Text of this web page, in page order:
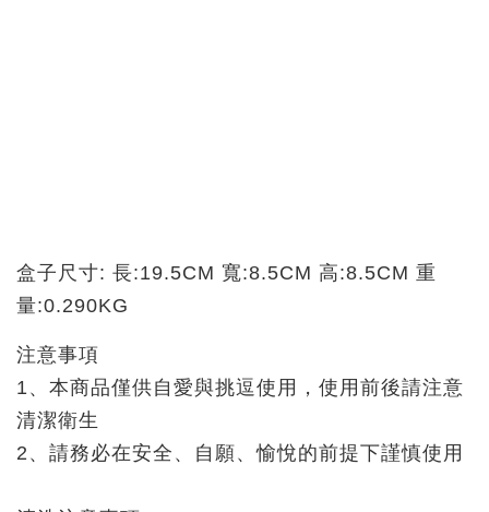
盒子尺寸: 長:19.5CM 寬:8.5CM 高:8.5CM 重
量:0.290KG
注意事項
1、本商品僅供自愛與挑逗使用，使用前後請注意
清潔衛生
2、請務必在安全、自願、愉悅的前提下謹慎使用